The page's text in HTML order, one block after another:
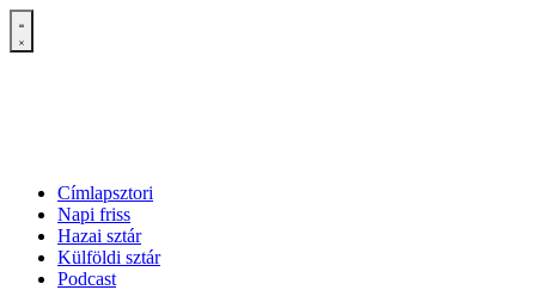
Címlapsztori
Napi friss
Hazai sztár
Külföldi sztár
Podcast